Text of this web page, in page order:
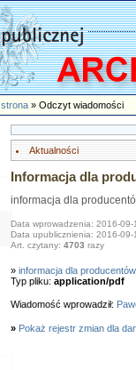
» Odczyt wiadomości
Aktualności
Informacja dla
informacja dla
Data wprowadzenia: 2016-09-
Data upublicznienia: 2016-09-
Art. czytany: 4703 razy
» informacja dla
Typ pliku: application/pdf
Wiadomość wprowadził:
» Pokaż rejestr zmian dla